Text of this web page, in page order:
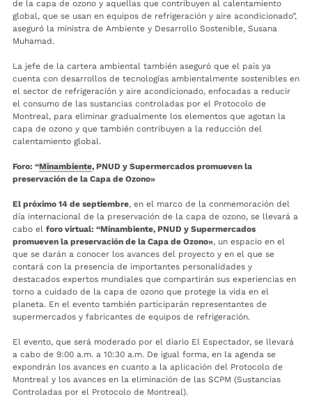
de la capa de ozono y aquellas que contribuyen al calentamiento
global, que se usan en equipos de refrigeración y aire acondicionado”,
aseguró la ministra de Ambiente y Desarrollo Sostenible, Susana
Muhamad.
La jefe de la cartera ambiental también aseguró que el país ya
cuenta con desarrollos de tecnologías ambientalmente sostenibles en
el sector de refrigeración y aire acondicionado, enfocadas a reducir
el consumo de las sustancias controladas por el Protocolo de
Montreal, para eliminar gradualmente los elementos que agotan la
capa de ozono y que también contribuyen a la reducción del
calentamiento global.
Foro: “Minambiente, PNUD y Supermercados promueven la
preservación de la Capa de Ozono»
El próximo 14 de septiembre, en el marco de la conmemoración del
día internacional de la preservación de la capa de ozono, se llevará a
cabo el foro virtual: “Minambiente, PNUD y Supermercados
promueven la preservación de la Capa de Ozono», un espacio en el
que se darán a conocer los avances del proyecto y en el que se
contará con la presencia de importantes personalidades y
destacados expertos mundiales que compartirán sus experiencias en
torno a cuidado de la capa de ozono que protege la vida en el
planeta. En el evento también participarán representantes de
supermercados y fabricantes de equipos de refrigeración.
El evento, que será moderado por el diario El Espectador, se llevará
a cabo de 9:00 a.m. a 10:30 a.m. De igual forma, en la agenda se
expondrán los avances en cuanto a la aplicación del Protocolo de
Montreal y los avances en la eliminación de las SCPM (Sustancias
Controladas por el Protocolo de Montreal).